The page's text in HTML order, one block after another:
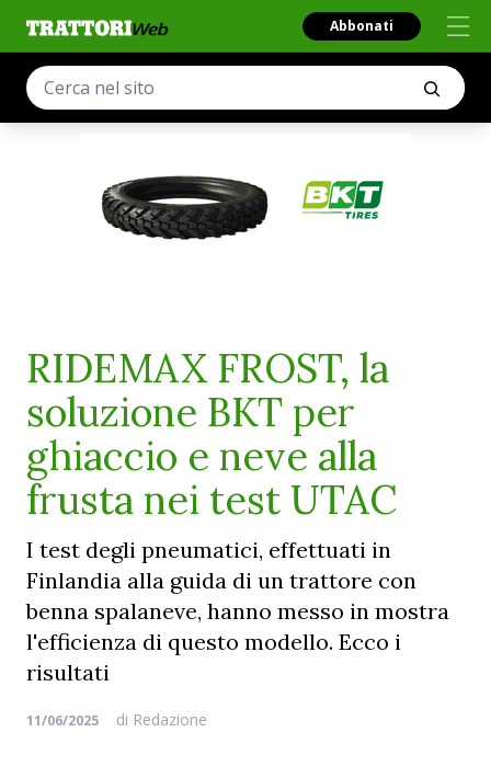
Abbonati
RIDEMAX FROST, la
soluzione BKT per
ghiaccio e neve alla
frusta nei test UTAC
I test degli pneumatici, effettuati in
Finlandia alla guida di un trattore con
benna spalaneve, hanno messo in mostra
l'efficienza di questo modello. Ecco i
risultati
11/06/2025 di Redazione